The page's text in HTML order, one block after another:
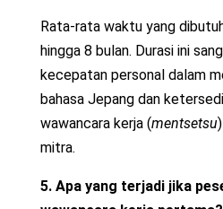
Rata-rata waktu yang
hingga 8 bulan. Durasi ini
kecepatan personal dalam
bahasa Jepang dan
wawancara kerja (mentsetsu
mitra.
5. Apa yang terjadi jika